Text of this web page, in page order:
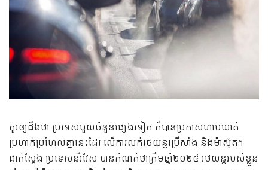
គួរឲ្យដឹងថា ប្រទេសមួយចំនួនផ្សេងទៀត ក៏បានប្រកាសហាមឃាត់
ប្រហាក់ប្រហែលគ្នានេះដែរ លើការលក់រថយន្តប្រើសាំង និងម៉ាស៊ូត។
ជាក់ស្តែង ប្រទេសន័រវែស បានកំណត់ថាត្រឹមឆ្នាំ២០២៥ រថយន្តរបស់ខ្លួន